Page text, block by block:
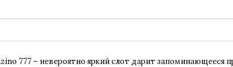
777 – невероятно яркий слот дарит запоминающееся